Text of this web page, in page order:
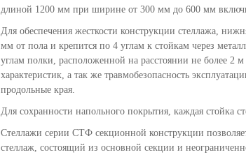
длиной 1200 мм при ширине от 300 мм до 600 мм
Для обеспечения жесткости конструкции стеллажа,
мм от пола и крепится по 4 углам к стойкам через
углам полки, расположенной на расстоянии не более 2
характеристик, а так же травмобезопасность
продольные края.
Для сохранности напольного покрытия, каждая стойка
Стеллажи серии СТФ секционной конструкции
стеллаж, состоящий из основной секции и